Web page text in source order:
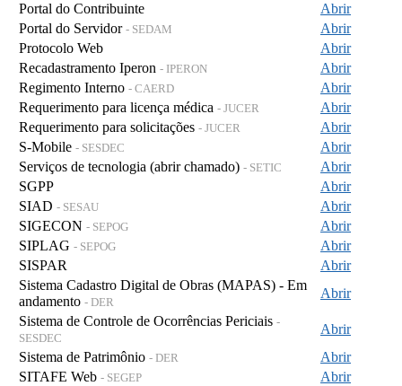
Portal do Contribuinte
Abrir
Portal do Servidor - SEDAM
Abrir
Protocolo Web
Abrir
Recadastramento Iperon - IPERON
Abrir
Regimento Interno - CAERD
Abrir
Requerimento para licença médica - JUCER
Abrir
Requerimento para solicitações - JUCER
Abrir
S-Mobile - SESDEC
Abrir
Serviços de tecnologia (abrir chamado) - SETIC
Abrir
SGPP
Abrir
SIAD - SESAU
Abrir
SIGECON - SEPOG
Abrir
SIPLAG - SEPOG
Abrir
SISPAR
Abrir
Sistema Cadastro Digital de Obras (MAPAS) - Em
andamento - DER
Abrir
Sistema de Controle de Ocorrências Periciais -
SESDEC
Abrir
Sistema de Patrimônio - DER
Abrir
SITAFE Web - SEGEP
Abrir